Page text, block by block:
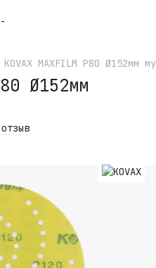
KOVAX MAXFILM P80 Ø152мм
Ø152мм